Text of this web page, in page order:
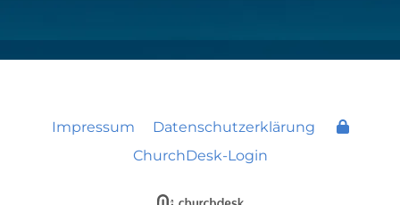
Impressum
Datenschutzerklärung
ChurchDesk-Login